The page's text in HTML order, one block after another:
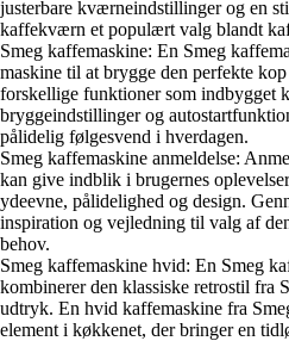
justerbare kværneindstillinger og en
kaffekværn et populært valg blandt
Smeg kaffemaskine: En Smeg
maskine til at brygge den perfekte
forskellige funktioner som indbygget
bryggeindstillinger og
pålidelig følgesvend i hverdagen.
Smeg kaffemaskine anmeldelse:
kan give indblik i brugernes
ydeevne, pålidelighed og design.
inspiration og vejledning til valg af
behov.
Smeg kaffemaskine hvid: En Smeg
kombinerer den klassiske retrostil fra
udtryk. En hvid kaffemaskine fra
element i køkkenet, der bringer en